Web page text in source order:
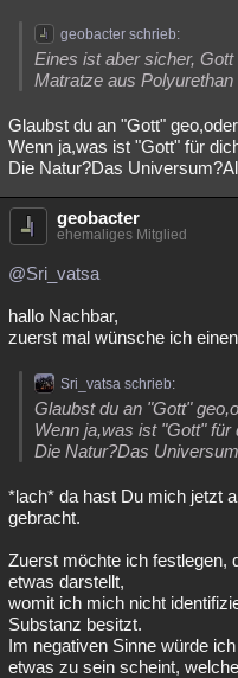
geobacter schrieb:
Eines ist aber sicher,
Matratze aus
Glaubst du an "Gott"
Wenn ja,was ist "Gott" für
Die Natur?Das
geobacter
ehemaliges Mitglied
@Sri_vatsa
hallo Nachbar,
zuerst mal wünsche ich
Sri_vatsa schrieb:
Glaubst du an "Gott"
Wenn ja,was ist "Gott" für
Die Natur?Das
*lach* da hast Du mich jetzt
gebracht.
Zuerst möchte ich festlegen,
etwas darstellt,
womit ich mich nicht
Substanz besitzt.
Im negativen Sinne würde
etwas zu sein scheint,